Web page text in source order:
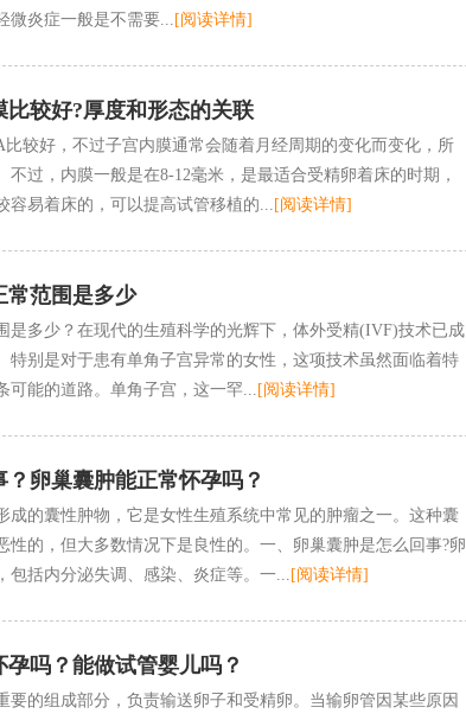
微炎症一般是不需要...[阅读详情]
较好?厚度和形态的关联
较好，不过子宫内膜通常会随着月经周期的变化而变化，所
不过，内膜一般是在8-12毫米，是最适合受精卵着床的时期，
容易着床的，可以提高试管移植的... [阅读详情]
常范围是多少
是多少？在现代的生殖科学的光辉下，体外受精(IVF)技术已成
特别是对于患有单角子宫异常的女性，这项技术虽然面临着特
可能的道路。单角子宫，这一罕...[阅读详情]
卵巢囊肿能正常怀孕吗？
成的囊性肿物，它是女性生殖系统中常见的肿瘤之一。这种囊
性的，但大多数情况下是良性的。一、卵巢囊肿是怎么回事?卵
包括内分泌失调、感染、炎症等。一...[阅读详情]
吗？能做试管婴儿吗？
要的组成部分，负责输送卵子和受精卵。当输卵管因某些原因